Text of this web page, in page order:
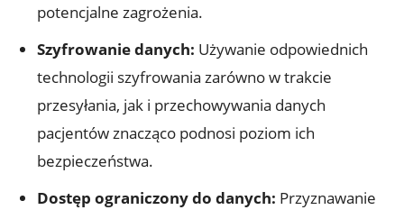
potencjalne zagrożenia.
Szyfrowanie danych: Używanie odpowiednich
technologii szyfrowania zarówno w trakcie
przesyłania, jak i przechowywania danych
pacjentów znacząco podnosi poziom ich
bezpieczeństwa.
Dostęp ograniczony do danych: Przyznawanie